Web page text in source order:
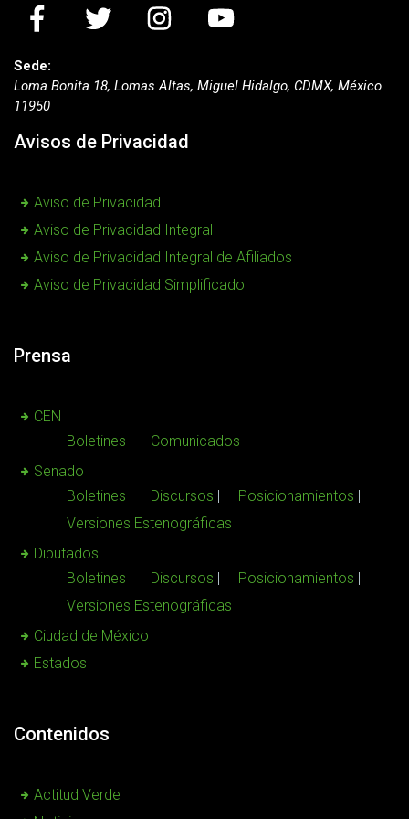
Sede:
Loma Bonita 18, Lomas Altas, Miguel Hidalgo, CDMX, México
11950
Avisos de Privacidad
Aviso de Privacidad
Aviso de Privacidad Integral
Aviso de Privacidad Integral de Afiliados
Aviso de Privacidad Simplificado
Prensa
CEN
Boletines
Comunicados
Senado
Boletines
Discursos
Posicionamientos
Versiones Estenográficas
Diputados
Boletines
Discursos
Posicionamientos
Versiones Estenográficas
Ciudad de México
Estados
Contenidos
Actitud Verde